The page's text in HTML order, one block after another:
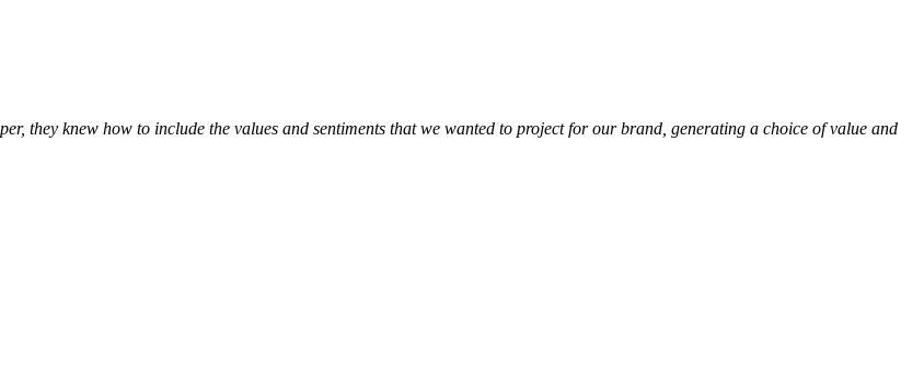
they knew how to include the values and sentiments that we wanted to project for our brand, generating a choice of value and